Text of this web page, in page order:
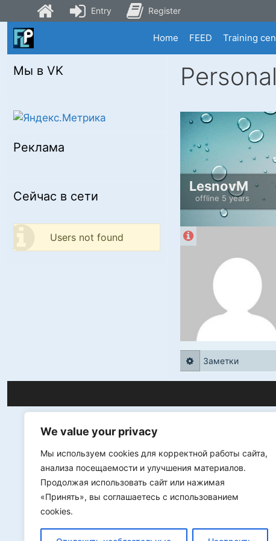
We value your privacy
Мы используем cookies для корректной работы сайта,
анализа посещаемости и улучшения материалов.
Продолжая использовать сайт или нажимая
«Принять», вы соглашаетесь с использованием
cookies.
Skip
Home FEED Training
LesnovM
offline 5 years
Заметки
Мы в VK
Реклама
Сейчас в сети
Users not found
Entry Register